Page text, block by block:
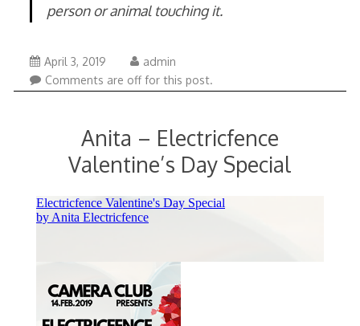
person or animal touching it.
April 3, 2019April
3,
admin
Comments are off for this post.
Anita – Electricfence
Valentine’s Day Special